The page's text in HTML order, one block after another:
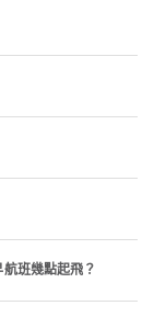
班幾點起飛？